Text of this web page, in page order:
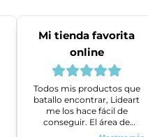
Mi tienda favorita
online
Todos mis productos que
batallo encontrar, Lideart
me los hace fácil de
conseguir. El área de
ventas es super amable y